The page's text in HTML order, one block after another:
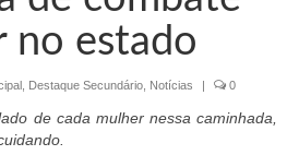
e Diretoria
ao Cidadão
no estado
Destaque Secundário Notícias | 0
de cada mulher nessa caminhada,